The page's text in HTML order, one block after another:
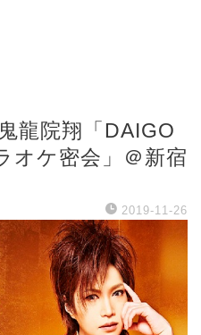
龍院翔「DAIGO
オケ密会」＠新宿
2019-11-26